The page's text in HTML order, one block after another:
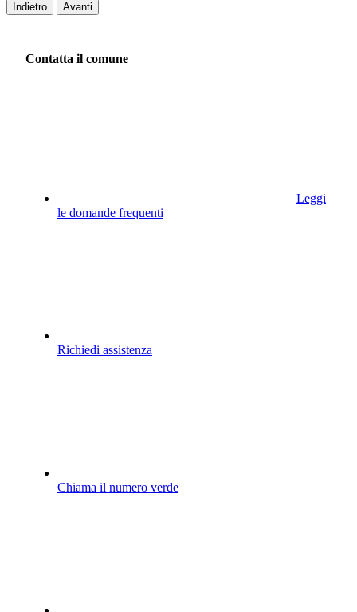
Indietro Avanti
Contatta il comune
Leggi
le domande frequenti
Richiedi assistenza
Chiama il numero verde